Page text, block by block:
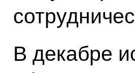
В декабре